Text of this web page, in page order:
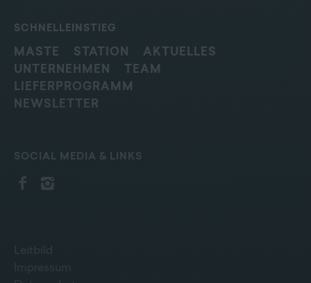
SCHNELLEINSTIEG
MASTE STATION
AKTUELLES
UNTERNEHMEN
TEAM
LIEFERPROGRAMM
NEWSLETTER
SOCIAL MEDIA & LINKS